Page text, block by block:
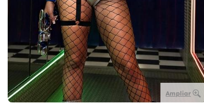
Ampliar